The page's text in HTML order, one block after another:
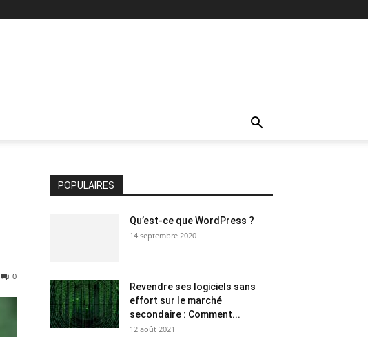
0
POPULAIRES
Qu’est-ce que WordPress ?
14 septembre 2020
Revendre ses logiciels sans
effort sur le marché
secondaire : Comment...
12 août 2021